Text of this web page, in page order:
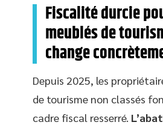
Fiscalité durcie
meublés de
change
Depuis 2025, les
de tourisme non classés
cadre fiscal resserré.